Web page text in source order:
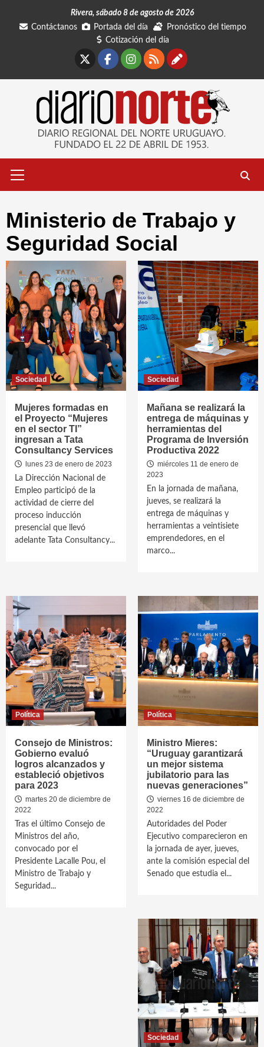
Rivera, sábado 8 de agosto de 2026
Contáctanos
Portada del día
Pronóstico del tiempo
Cotización del día
Facebook
Instagram
RSSContáctanos
primario
Ministerio de Trabajo y
Seguridad Social
Sociedad
Mujeres formadas en
el Proyecto “Mujeres
en el sector TI”
ingresan a Tata
Consultancy Services
lunes 23 de enero de 2023
La Dirección Nacional de
Empleo participó de la
actividad de cierre del
proceso inducción
presencial que llevó
adelante Tata Consultancy...
Sociedad
Mañana se realizará la
entrega de máquinas y
herramientas del
Programa de Inversión
Productiva 2022
miércoles 11 de enero de
2023
En la jornada de mañana,
jueves, se realizará la
entrega de máquinas y
herramientas a veintisiete
emprendedores, en el
marco...
Política
Consejo de Ministros:
Gobierno evaluó
logros alcanzados y
estableció objetivos
para 2023
martes 20 de diciembre de
2022
Tras el último Consejo de
Ministros del año,
convocado por el
Presidente Lacalle Pou, el
Ministro de Trabajo y
Seguridad...
Política
Ministro Mieres:
“Uruguay garantizará
un mejor sistema
jubilatorio para las
nuevas generaciones”
viernes 16 de diciembre de
2022
Autoridades del Poder
Ejecutivo comparecieron en
la jornada de ayer, jueves,
ante la comisión especial del
Senado que estudia el...
Sociedad